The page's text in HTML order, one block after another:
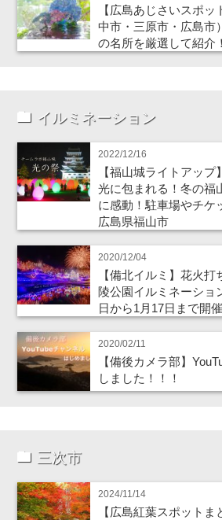
【広島あじさいスポ
中市・三原市・広島市
の名所を厳選して紹介
イルミネーション
2022/12/16
【福山城ライトアッ
光に包まれる！冬の福
に感動！駐車場やチケ
広島県福山市
2020/12/04
【備北イルミ】花火
陵公園イルミネーショ
日から1月17日まで開
2020/02/11
【備後カメラ部】
しました！！！
三次市
2024/11/14
【広島紅葉スポット